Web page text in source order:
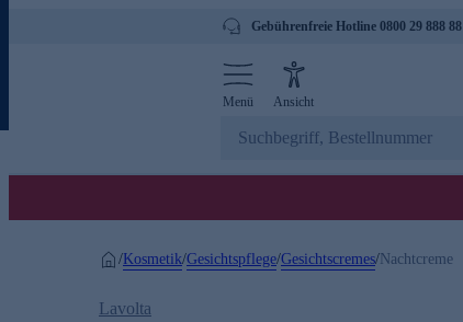
Gebührenfreie Hotline 0800 29 888 88
Menü Ansicht
/Kosmetik/Gesichtspflege/Gesichtscremes/Nachtcreme
Lavolta